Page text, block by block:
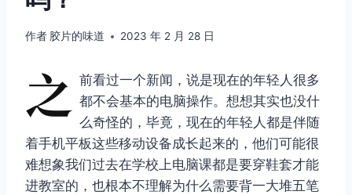
作者 胶片的味道 2023 年 2 月 28 日
之 前看过一个新闻，说是现在的年轻人很多
都不会基本的电脑操作。想想其实也没什
么奇怪的，毕竟，现在的年轻人都是伴随
着手机平板这些移动设备成长起来的，他们可能很
难想象我们过去在学校上电脑课都是要穿鞋套才能
进教室的，也根本不理解为什么需要背一大堆五笔